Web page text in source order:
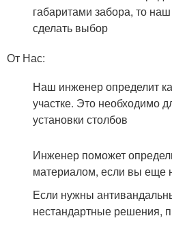
габаритами забора, то
сделать выбор
От Нас:
Наш инженер определит
участке. Это необходимо
установки столбов
Инженер поможет
материалом, если вы еще
Если нужны
нестандартные решения,